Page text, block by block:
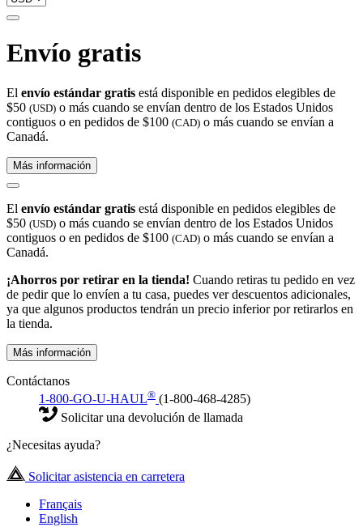
Envío gratis
El envío estándar gratis está disponible en pedidos elegibles de
$50 (USD) o más cuando se envían dentro de los Estados Unidos
contiguos o en pedidos de $100 (CAD) o más cuando se envían a
Canadá.
Más información
El envío estándar gratis está disponible en pedidos elegibles de
$50 (USD) o más cuando se envían dentro de los Estados Unidos
contiguos o en pedidos de $100 (CAD) o más cuando se envían a
Canadá.
¡Ahorros por retirar en la tienda! Cuando retiras tu pedido en vez
de pedir que lo envíen a tu casa, puedes ver descuentos adicionales,
ya que algunos productos tendrán un precio inferior por retirarlos en
la tienda.
Más información
Contáctanos
1-800-GO-U-HAUL® (1-800-468-4285)
Solicitar una devolución de llamada
¿Necesitas ayuda?
Solicitar asistencia en carretera
Français
English